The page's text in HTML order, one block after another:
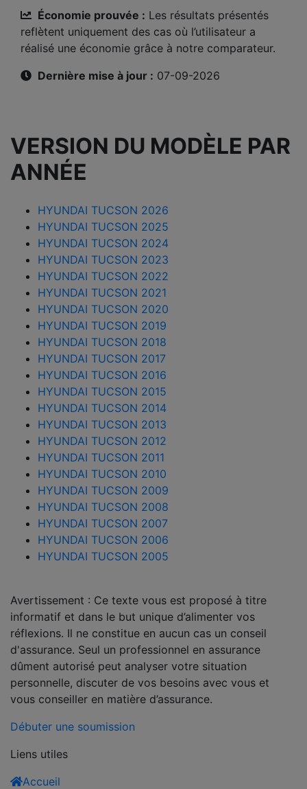
Économie prouvée : Les résultats présentés
reflètent uniquement des cas où l’utilisateur a
réalisé une économie grâce à notre comparateur.
Dernière mise à jour : 07-09-2026
VERSION DU MODÈLE PAR
ANNÉE
HYUNDAI TUCSON 2026
HYUNDAI TUCSON 2025
HYUNDAI TUCSON 2024
HYUNDAI TUCSON 2023
HYUNDAI TUCSON 2022
HYUNDAI TUCSON 2021
HYUNDAI TUCSON 2020
HYUNDAI TUCSON 2019
HYUNDAI TUCSON 2018
HYUNDAI TUCSON 2017
HYUNDAI TUCSON 2016
HYUNDAI TUCSON 2015
HYUNDAI TUCSON 2014
HYUNDAI TUCSON 2013
HYUNDAI TUCSON 2012
HYUNDAI TUCSON 2011
HYUNDAI TUCSON 2010
HYUNDAI TUCSON 2009
HYUNDAI TUCSON 2008
HYUNDAI TUCSON 2007
HYUNDAI TUCSON 2006
HYUNDAI TUCSON 2005
Avertissement : Ce texte vous est proposé à titre
informatif et dans le but unique d’alimenter vos
réflexions. Il ne constitue en aucun cas un conseil
d'assurance. Seul un professionnel en assurance
dûment autorisé peut analyser votre situation
personnelle, discuter de vos besoins avec vous et
vous conseiller en matière d’assurance.
Débuter une soumission
Liens utiles
Accueil